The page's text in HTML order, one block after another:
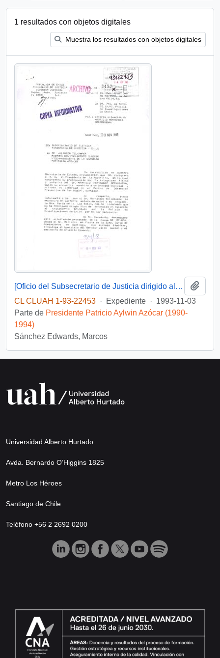
1 resultados con objetos digitales
Muestra los resultados con objetos digitales
[Oficio del Subsecretario de Justicia dirigido al sr. Wilfried Telkamper, miembro del parlamento europeo]
CL CLUAH 1-93-22453 · Expediente · 1993-11-03
Parte de Presidente Patricio Aylwin Azócar (1990-
1994)
Sánchez Edwards, Marcos
Universidad Alberto Hurtado
Avda. Bernardo O’Higgins 1825
Metro Los Héroes
Santiago de Chile
Teléfono +56 2 2692 0200